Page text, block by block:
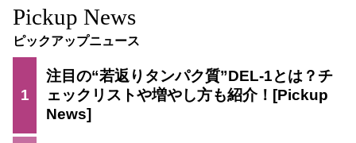
Pickup News
ピックアップニュース
1
注目の“若返りタンパク質”DEL-1とは？チ
ェックリストや増やし方も紹介！